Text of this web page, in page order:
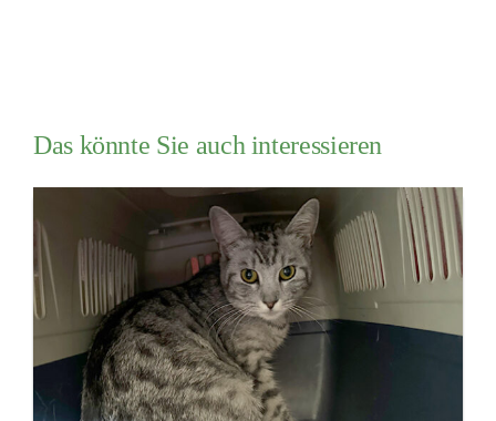
Das könnte Sie auch interessieren